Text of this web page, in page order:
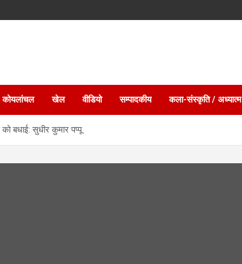
कोयलांचल खेल वीडियो सम्पादकीय कला-संस्कृति / अध्यात्म
बधाई: सुधीर कुमार पप्पू